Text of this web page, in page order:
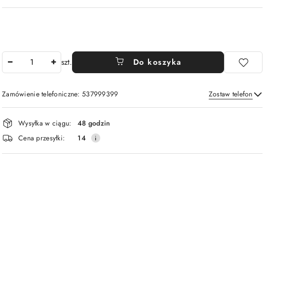
szt. Do koszyka
Zamówienie telefoniczne: 537999399 Zostaw telefon
Wyślij
Dostępność
i
dostawa
Wysyłka w ciągu:
48 godzin
Cena przesyłki:
14